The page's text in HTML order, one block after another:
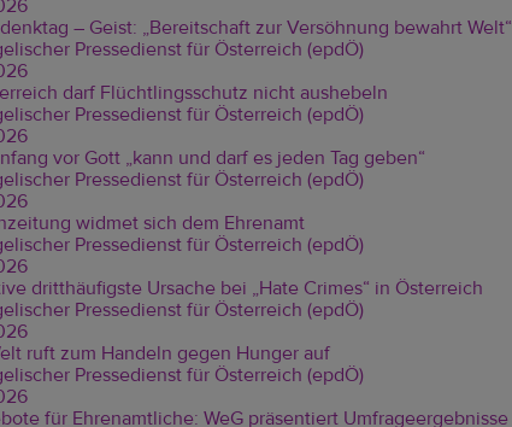
– Geist: „Bereitschaft zur Versöhnung bewahrt Welt“
Pressedienst für Österreich (epdÖ)
darf Flüchtlingsschutz nicht aushebeln
Pressedienst für Österreich (epdÖ)
vor Gott „kann und darf es jeden Tag geben“
Pressedienst für Österreich (epdÖ)
widmet sich dem Ehrenamt
Pressedienst für Österreich (epdÖ)
dritthäufigste Ursache bei „Hate Crimes“ in Österreich
Pressedienst für Österreich (epdÖ)
ruft zum Handeln gegen Hunger auf
Pressedienst für Österreich (epdÖ)
für Ehrenamtliche: WeG präsentiert Umfrageergebnisse